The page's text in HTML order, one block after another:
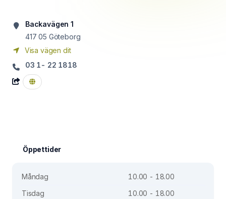
Backavägen 1
417 05 Göteborg
Visa vägen dit
03 1- 22 1818
Öppettider
Måndag
10.00 - 18.00
Tisdag
10.00 - 18.00